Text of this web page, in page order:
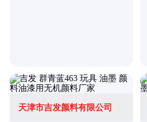
天津市吉发颜料有限公司